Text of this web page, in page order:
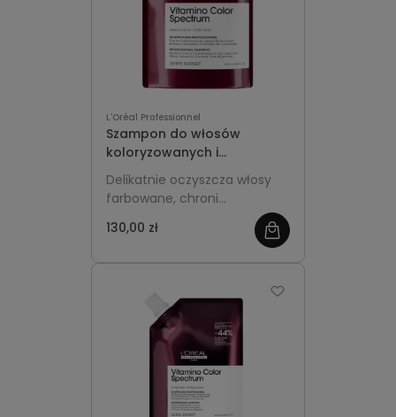
L'Oréal Professionnel
Szampon do włosów
koloryzowanych i
rozjaśnianych Refill 500ml -
L'Oréal Professionnel
Vitamino Color Spectrum
Delikatnie oczyszcza włosy
farbowane, chroni
pozostawia je miękkie oraz
130,00 zł